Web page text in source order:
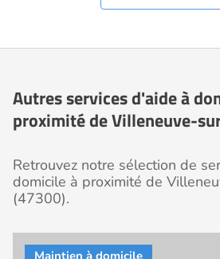
Autres services d'aide à
proximité de Villeneuve-
Retrouvez notre sélection de
domicile à proximité de
(47300).